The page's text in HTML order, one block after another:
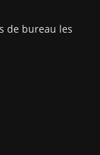
de bureau les